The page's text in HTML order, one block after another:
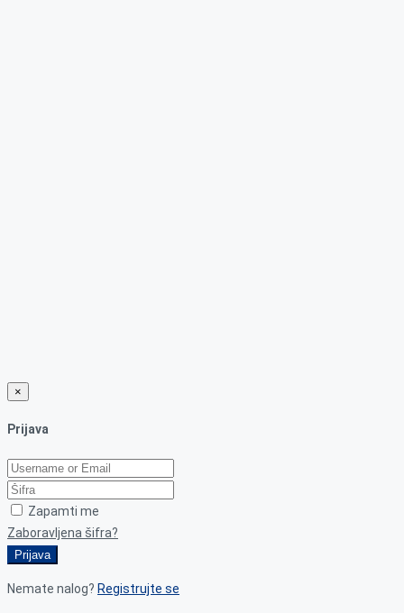
×
Prijava
Zapamti me
Zaboravljena šifra?
Prijava
Nemate nalog? Registrujte se